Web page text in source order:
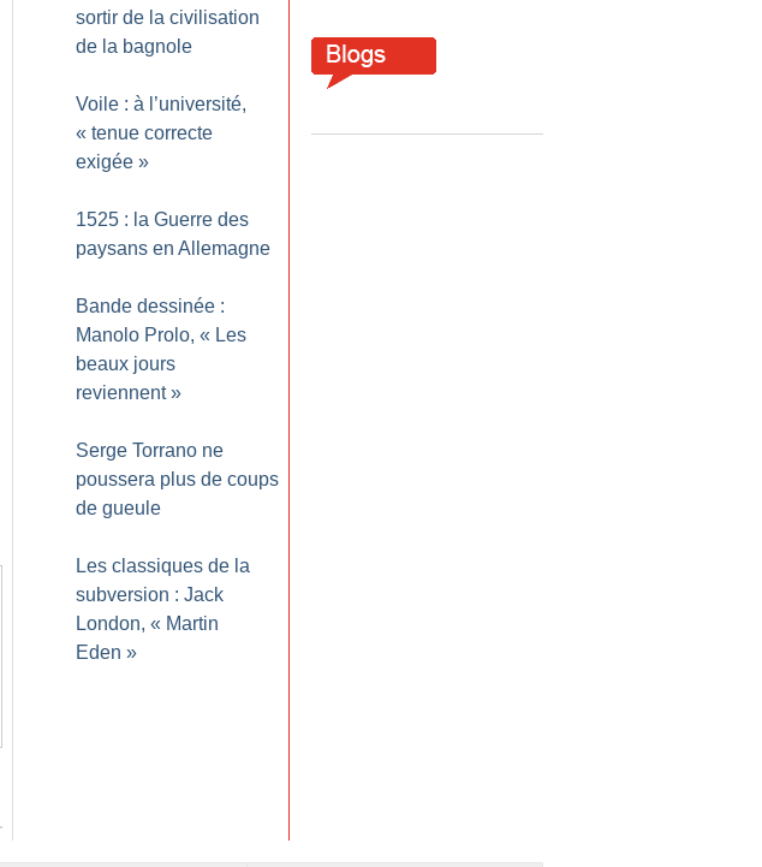
sortir de la civilisation
de la bagnole
Voile : à l’université,
« tenue correcte
exigée »
1525 : la Guerre des
paysans en Allemagne
Bande dessinée :
Manolo Prolo, « Les
beaux jours
reviennent »
Serge Torrano ne
poussera plus de coups
de gueule
Les classiques de la
subversion : Jack
London, « Martin
Eden »